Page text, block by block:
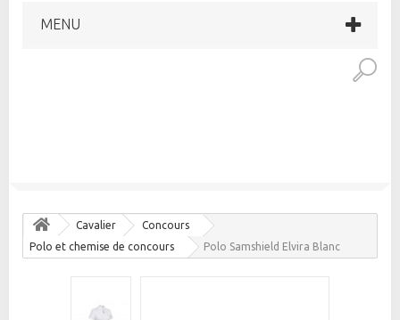
MENU
Cavalier
Concours
Polo et chemise de concours
Polo Samshield Elvira Blanc